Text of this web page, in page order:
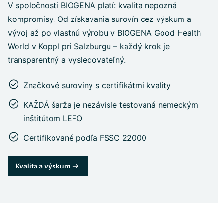
V spoločnosti BIOGENA platí: kvalita nepozná
kompromisy. Od získavania surovín cez výskum a
vývoj až po vlastnú výrobu v BIOGENA Good Health
World v Koppl pri Salzburgu – každý krok je
transparentný a vysledovateľný.
Značkové suroviny s certifikátmi kvality
KAŽDÁ šarža je nezávisle testovaná nemeckým
inštitútom LEFO
Certifikované podľa FSSC 22000
Kvalita a výskum